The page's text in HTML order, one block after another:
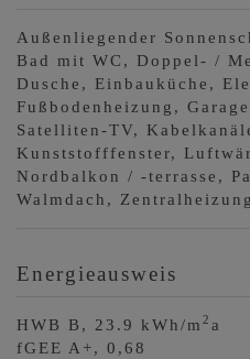
Außenliegender
Bad mit WC
Doppel- /
Dusche
Einbauküche
Fußbodenheizung
Garage
Satelliten-TV
Kunststofffenster
Nordbalkon / -terrasse
Walmdach
Zentralheizung
Energieausweis
HWB B, 23.9 kWh/m 2 a
fGEE A+, 0,68